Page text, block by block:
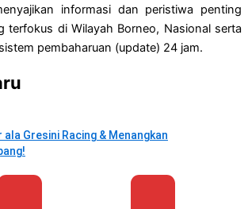
informasi dan peristiwa penting
terfokus di Wilayah Borneo, Nasional serta
pembaharuan (update) 24 jam.
Gresini Racing & Menangkan